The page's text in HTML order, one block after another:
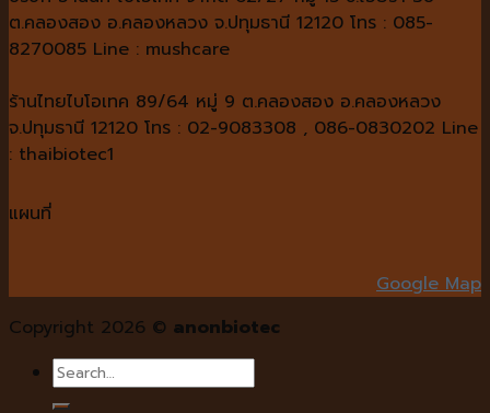
ต.คลองสอง อ.คลองหลวง จ.ปทุมธานี 12120 โทร : 085-
8270085 Line : mushcare
ร้านไทยไบโอเทค 89/64 หมู่ 9 ต.คลองสอง อ.คลองหลวง
จ.ปทุมธานี 12120 โทร : 02-9083308 , 086-0830202 Line
: thaibiotec1
แผนที่
Google Map
Copyright 2026 © anonbiotec
Search
for: